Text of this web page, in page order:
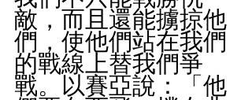
敵，而且還能擄掠他
們，使他們站在我們
的戰線上替我們爭
戰。以賽亞說：「他